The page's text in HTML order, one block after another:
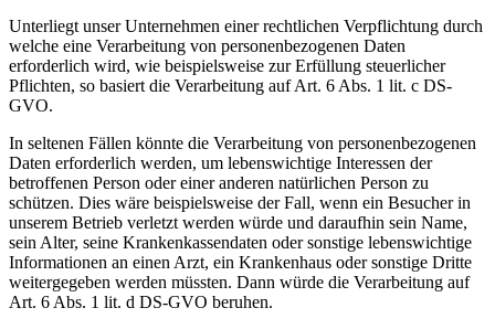
Unterliegt unser Unternehmen einer rechtlichen Verpflichtung durch
welche eine Verarbeitung von personenbezogenen Daten
erforderlich wird, wie beispielsweise zur Erfüllung steuerlicher
Pflichten, so basiert die Verarbeitung auf Art. 6 Abs. 1 lit. c DS-
GVO.
In seltenen Fällen könnte die Verarbeitung von personenbezogenen
Daten erforderlich werden, um lebenswichtige Interessen der
betroffenen Person oder einer anderen natürlichen Person zu
schützen. Dies wäre beispielsweise der Fall, wenn ein Besucher in
unserem Betrieb verletzt werden würde und daraufhin sein Name,
sein Alter, seine Krankenkassendaten oder sonstige lebenswichtige
Informationen an einen Arzt, ein Krankenhaus oder sonstige Dritte
weitergegeben werden müssten. Dann würde die Verarbeitung auf
Art. 6 Abs. 1 lit. d DS-GVO beruhen.